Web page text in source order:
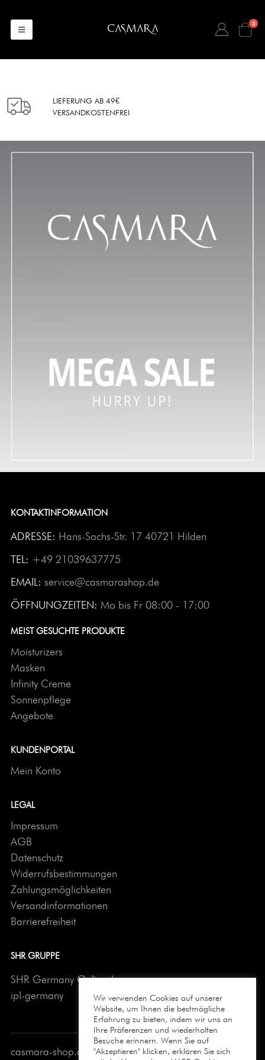
0
LIEFERUNG AB 49€
VERSANDKOSTENFREI
KONTAKTINFORMATION
ADRESSE: Hans-Sachs-Str. 17 40721 Hilden
TEL: +49 21039637775
EMAIL: service@casmarashop.de
ÖFFNUNGZEITEN: Mo bis Fr 08:00 - 17:00
MEIST GESUCHTE PRODUKTE
Moisturizers
Masken
Infinity Creme
Sonnenpflege
Angebote
KUNDENPORTAL
Mein Konto
LEGAL
Impressum
AGB
Datenschutz
Widerrufsbestimmungen
Zahlungsmöglichkeiten
Versandinformationen
Barrierefreiheit
SHR GRUPPE
SHR Germany Onlineshop
ipl-germany
casmara-shop.de © 2026 All Rights Reserved
Wir verwenden Cookies auf unserer
Website, um Ihnen die bestmögliche
Erfahrung zu bieten, indem wir uns an
Ihre Präferenzen und wiederholten
Besuche erinnern. Wenn Sie auf
"Akzeptieren" klicken, erklären Sie sich